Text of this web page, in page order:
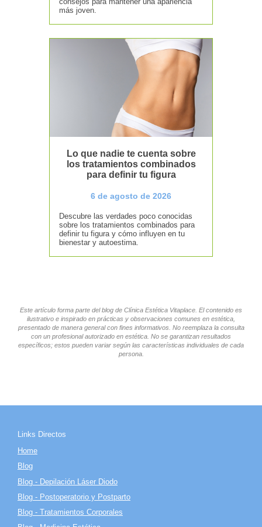
más joven.
Lo que nadie te cuenta sobre
los tratamientos combinados
para definir tu figura
6 de agosto de 2026
Descubre las verdades poco conocidas
sobre los tratamientos combinados para
definir tu figura y cómo influyen en tu
bienestar y autoestima.
Este artículo forma parte del blog de Clínica Estética Vitaplace. El contenido es
ilustrativo e inspirado en prácticas y observaciones comunes en estética,
presentado de manera general con fines informativos. No reemplaza la consulta
con un profesional autorizado en estética. No se garantizan resultados
específicos; estos pueden variar según las características individuales de cada
persona.
Links Directos
Home
Blog
Blog - Depilación Láser Diodo
Blog - Postoperatorio y Postparto
Blog - Tratamientos Corporales